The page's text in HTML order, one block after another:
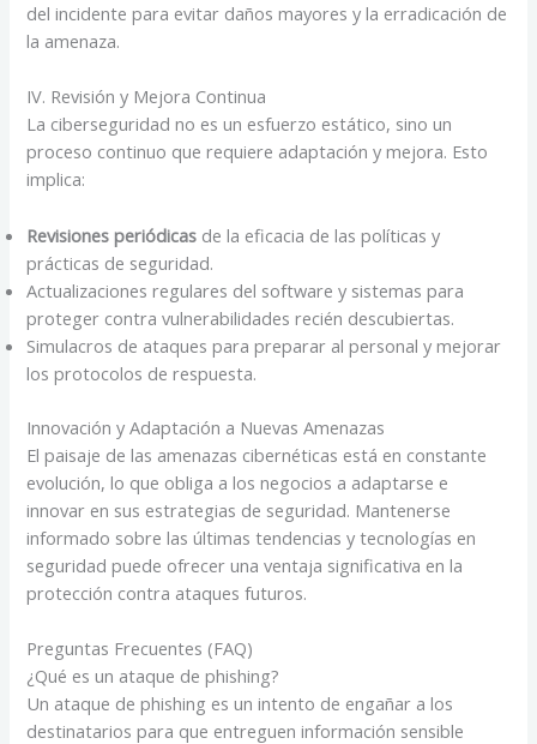
del incidente para evitar daños mayores y la erradicación de
la amenaza.
IV. Revisión y Mejora Continua
La ciberseguridad no es un esfuerzo estático, sino un
proceso continuo que requiere adaptación y mejora. Esto
implica:
Revisiones periódicas de la eficacia de las políticas y
prácticas de seguridad.
Actualizaciones regulares del software y sistemas para
proteger contra vulnerabilidades recién descubiertas.
Simulacros de ataques para preparar al personal y mejorar
los protocolos de respuesta.
Innovación y Adaptación a Nuevas Amenazas
El paisaje de las amenazas cibernéticas está en constante
evolución, lo que obliga a los negocios a adaptarse e
innovar en sus estrategias de seguridad. Mantenerse
informado sobre las últimas tendencias y tecnologías en
seguridad puede ofrecer una ventaja significativa en la
protección contra ataques futuros.
Preguntas Frecuentes (FAQ)
¿Qué es un ataque de phishing?
Un ataque de phishing es un intento de engañar a los
destinatarios para que entreguen información sensible